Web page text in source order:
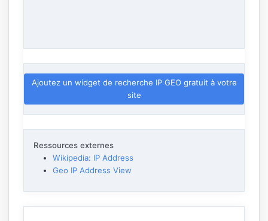
Ajoutez un widget de recherche IP GEO gratuit à votre
site
Ressources externes
Wikipedia: IP Address
Geo IP Address View